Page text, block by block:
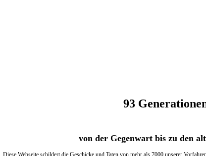
93
von der Gegenwart bis zu den
Diese Webseite schildert die Geschicke und Taten von mehr als 7000 unserer